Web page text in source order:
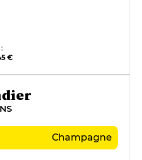
€
Champagne